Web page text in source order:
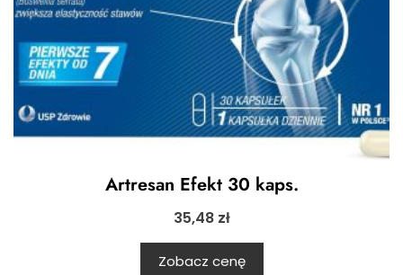
Artresan Efekt 30 kaps.
35,48 zł
Zobacz cenę